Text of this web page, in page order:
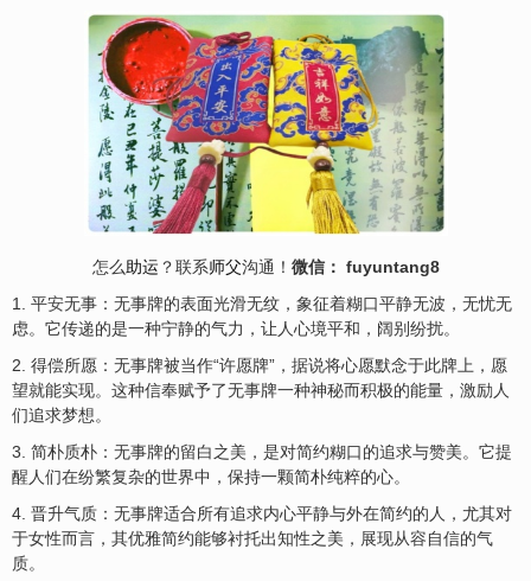
怎么助运 ？联系师父沟通！ 微信： fuyuntang8
1. 平安无事：无事牌的表面光滑无纹，象征着糊口平静无波，无忧无
虑。它传递的是一种宁静的气力，让人心境平和，阔别纷扰。
2. 得偿所愿：无事牌被当作“许愿牌”，据说将心愿默念于此牌上，愿
望就能实现。这种信奉赋予了无事牌一种神秘而积极的能量，激励人
们追求梦想。
3. 简朴质朴：无事牌的留白之美，是对简约糊口的追求与赞美。它提
醒人们在纷繁复杂的世界中，保持一颗简朴纯粹的心。
4. 晋升气质：无事牌适合所有追求内心平静与外在简约的人，尤其对
于女性而言，其优雅简约能够衬托出知性之美，展现从容自信的气
质。